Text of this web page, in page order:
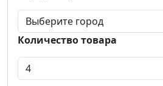
Количество товара